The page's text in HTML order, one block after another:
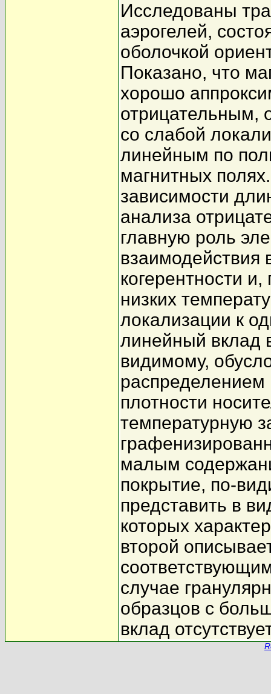
Исследованы
аэрогелей,
оболочкой
Показано, что
хорошо
отрицательным,
со слабой
линейным по
магнитных
зависимости
анализа
главную роль
когерентности
низких
локализации к
линейный вклад
видимому,
распределением
плотности
температурную
малым
покрытие, по-
представить в
которых
второй
случае
образцов с
вклад